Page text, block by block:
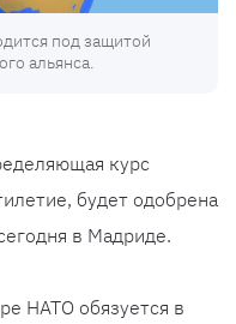
под защитой
альянса.
курс
будет одобрена
в Мадриде.
НАТО обязуется в